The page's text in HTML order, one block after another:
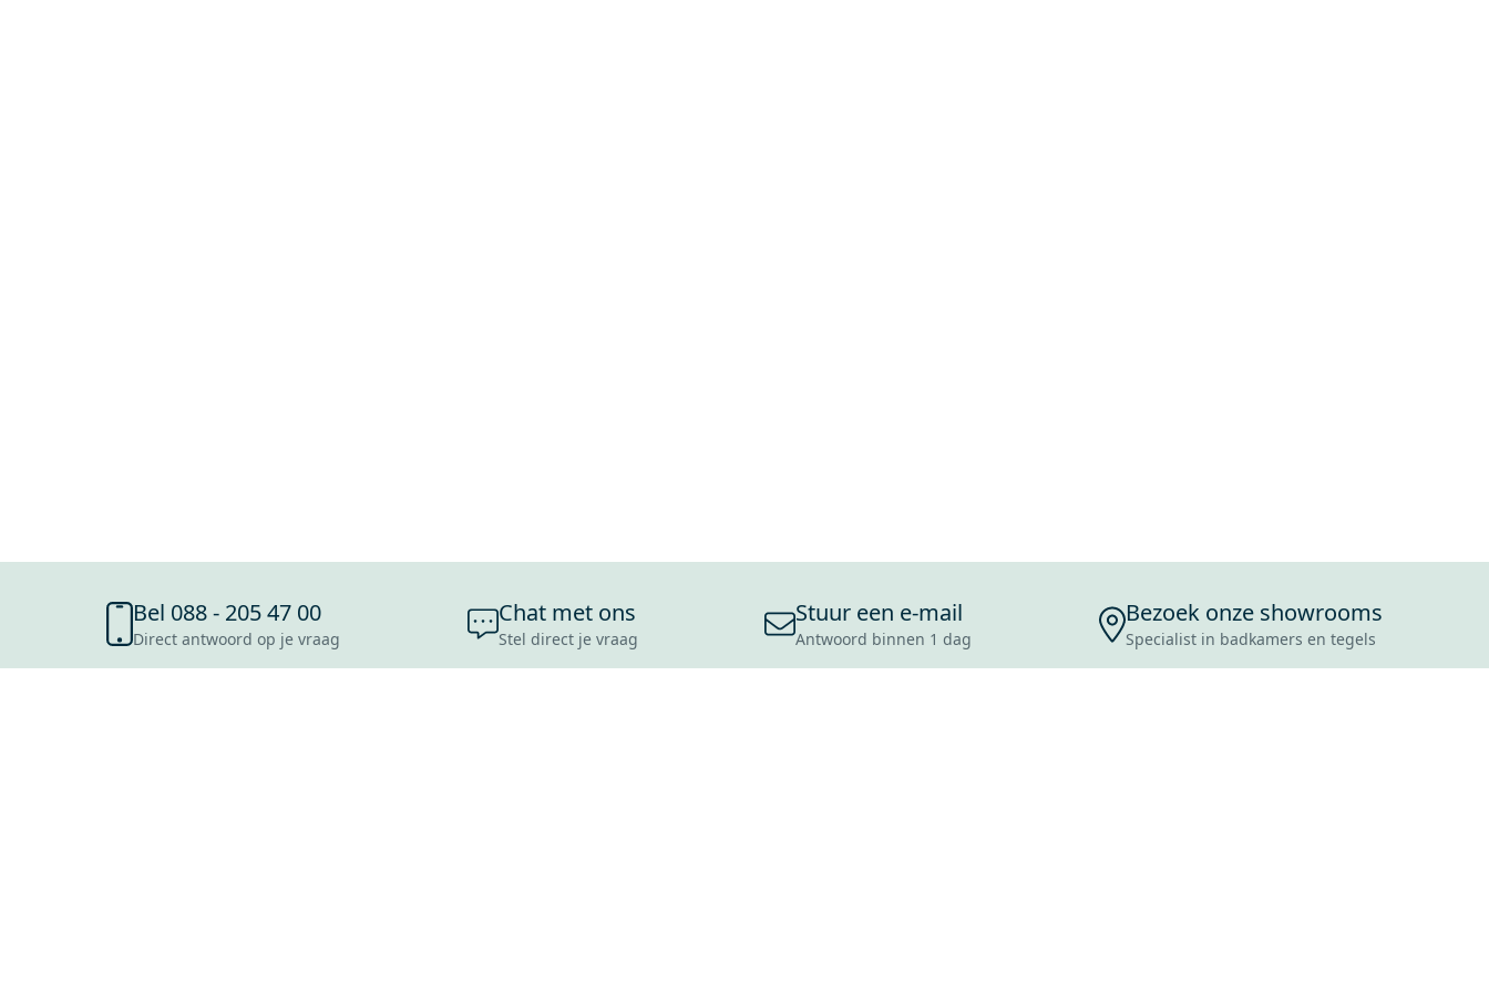
Bel 088 - 205 47 00
Direct antwoord op je vraag
Chat met ons
Stel direct je vraag
Stuur een e-mail
Antwoord binnen 1 dag
Bezoek onze showrooms
Specialist in badkamers en tegels